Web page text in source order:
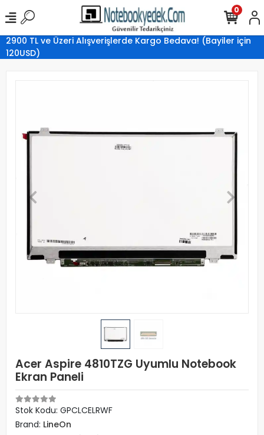
2900 TL ve Üzeri Alışverişlerde Kargo Bedava! (Bayiler için
120USD)
0
Acer Aspire 4810TZG Uyumlu Notebook
Ekran Paneli
Stok Kodu: GPCLCELRWF
Brand: LineOn